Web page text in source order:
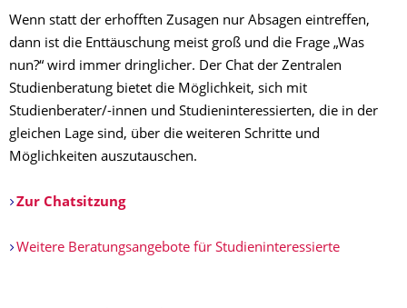
Wenn statt der erhofften Zusagen nur Absagen eintreffen,
dann ist die Enttäuschung meist groß und die Frage „Was
nun?“ wird immer dringlicher. Der Chat der Zentralen
Studienberatung bietet die Möglichkeit, sich mit
Studienberater/-innen und Studieninteressierten, die in der
gleichen Lage sind, über die weiteren Schritte und
Möglichkeiten auszutauschen.
Zur Chatsitzung
Weitere Beratungsangebote für Studieninteressierte